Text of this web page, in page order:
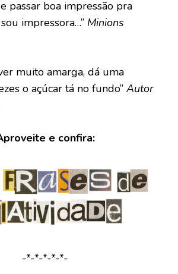
passar boa impressão pra
impressora…” Minions
muito amarga, dá uma
o açúcar tá no fundo” Autor
e confira:
-*-*-*-*-*-